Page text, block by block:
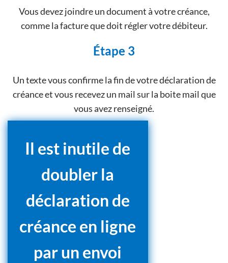
Vous devez joindre un document à votre créance,
comme la facture que doit régler votre débiteur.
Étape 3
Un texte vous confirme la fin de votre déclaration de
créance et vous recevez un mail sur la boite mail que
vous avez renseigné.
Il est inutile de
doubler la
déclaration de
créance en ligne
par un envoi